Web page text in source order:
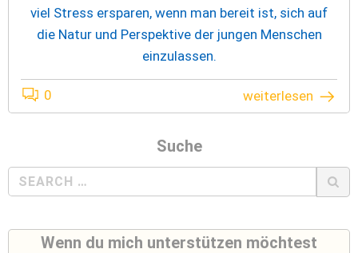
viel Stress ersparen, wenn man bereit ist, sich auf
die Natur und Perspektive der jungen Menschen
einzulassen.
0 weiterlesen
Suche
Search
for:
Wenn du mich unterstützen möchtest